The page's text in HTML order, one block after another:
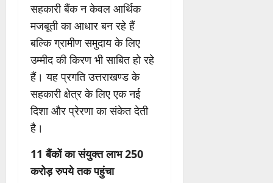
सहकारी बैंक न केवल आर्थिक
मजबूती का आधार बन रहे हैं
बल्कि ग्रामीण समुदाय के लिए
उम्मीद की किरण भी साबित हो रहे
हैं। यह प्रगति उत्तराखण्ड के
सहकारी क्षेत्र के लिए एक नई
दिशा और प्रेरणा का संकेत देती
है।
11 बैंकों का संयुक्त लाभ 250
करोड़ रुपये तक पहुंचा